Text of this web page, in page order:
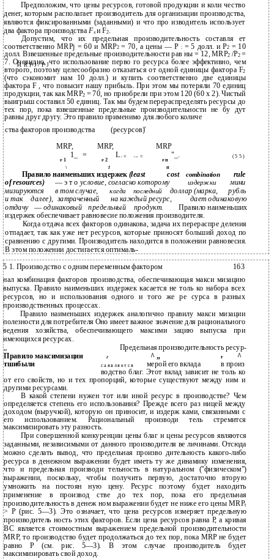
M R P J / P J
Предположим, что цены ресурсов, готовой продукции и коли­ чество
денег, которым располагает производитель для организации производства,
являются фиксированными (заданными) и что про­ изводитель использует
два фактора производстваFxи F2.
Допустим, что их предельная производительность составля­ ет
соответственно MRPj = 60 и MRP2= 70, а цены — Р : = 5 долл. и Р2 = 10
долл. Взвешенные предельные производительности рав­ ны = 12, MRP2 /P2=
7. Очевидно, что использование перво­ го ресурса более эффективно, чем
второго, поэтому целесообразно отказаться от одной единицы фактора F2
(что сэкономит нам 10 долл.) и купить соответственно две единицы
фактора F , что повысит нашу прибыль. При этом мы потеряли 70 единиц
продукции, так как MRP2 = 70, но приобрели при этом 120 (60 х 2). Чистый
выигрыш составил 50 единиц. Так мы будем перераспределять ресурсы до
тех пор, пока взвешенные предельные производительности не бу­ дут
равны друг другу. Это правило применимо для любого количе­
ства факторов производства
(ресурсов)'
MRP,
MRP, MRP
1_ = L.= ... = "_. ( 5 5 )
Р 1 Р 2 Рп
\
I п
Правило наименьших издержек (least cost combination
rule
of resources)
— э т о условие, согласно которому издержки
мини­
мизируются
в том случае, когда последний доллар (марка, рубль
и так далее), затраченный на каждый ресурс, дает одинаковую
отдачу — одинаковый предельный продукт.
Правило наименьших
издержек обеспечивает равновесие положения производителя.
Когда отдача всех факторов одинакова, задача их перераспре­ деления
отпадает, так как уже нет ресурсов, которые приносят больший доход по
сравнению с другими. Производитель находится в положении равновесия.
В этом положении достигается оптималь-
5 1. Производство с одним переменным фактором
163
нал комбинация факторов производства, обеспечивающая макси­ мизацию
выпуска. Правило наименьших издержек касается не толь­ ко набора всех
ресурсов, но и использования одного и того же ре­ сурса в разных
производственных процессах.
Правило наименьших издержек аналогично правилу макси­ мизации
полезности для потребителя Оно имеет важное значение для рационального
ведения хозяйства, обеспечивающего максими­ зацию выпуска при
имеющихся ресурсах.
„
Предельная производительность ресур-
Правило максимизации
г ^ „ r
^
тшибыли
с а я в л я е т с я мерой его вклада
в произ­
водство благ. Этот вклад зависит не толь­ ко
от его свойств, но и тех пропорций, которые существуют между ним и
другими ресурсами.
В какой степени нужен тот или иной ресурс в производстве? Чем
определяется степень его использования? Прежде всего раз­ ницей между
доходом (выручкой), которую он приносит, и издерж­ ками, связанными с
его использованием. Рациональный производи­ тель стремится
максимизировать эту разность.
При совершенной конкуренции цены благ и цены ресурсов являются
заданными, независимыми от данного производителя ве­ личинами. Отсюда
можно сделать вывод, что предельная произво­ дительность какого-либо
ресурса в денежном выражении будет иметь ту же динамику изменения,
что и предельная производи­ тельность в натуральном ("физическом")
выражении, поскольку, чтобы получить первую, достаточно вторую
умножить на постоян­ ную цену. Ресурс поэтому будет находить
применение в производ­ стве до тех пор, пока его предельная
производительность в денеж­ ном выражении будет не ниже его цены MRPt
> Р (рис. 5—3). Это означает, что цена ресурсов измеряет предельную
производитель­ ность этих факторов. Если цена ресурсов равна Р, а кривая
ВС является стоимостным выражением предельной производительности
MRP, то производство будет продолжаться до тех пор, пока MRP не будет
равно Р (см. рис. 5—3). В этом случае производитель будет
максимизировать свой доход.